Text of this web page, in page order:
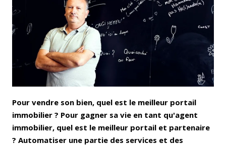
Facebook LinkedIn
Bluesky Whatsapp
Pour vendre son bien, quel est le meilleur portail
immobilier ? Pour gagner sa vie en tant qu'agent
immobilier, quel est le meilleur portail et partenaire
? Automatiser une partie des services et des